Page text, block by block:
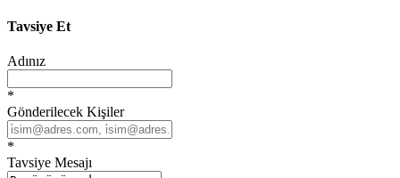
Tavsiye Et
Adınız
*
Gönderilecek Kişiler
*
Tavsiye Mesajı